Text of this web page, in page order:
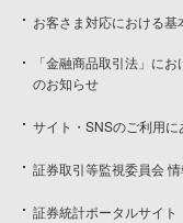
お客さま対応における基
「金融商品取引法」に
のお知らせ
サイト・SNSのご利用に
証券取引等監視委員会
証券統計ポータルサイト